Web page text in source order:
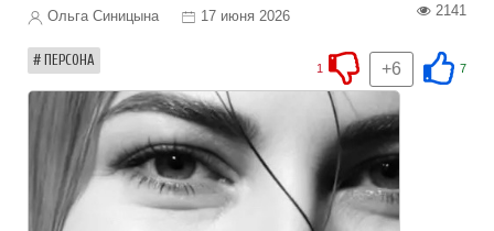
Ольга Синицына 17 июня 2026 2141
ПЕРСОНА 7
+6
1